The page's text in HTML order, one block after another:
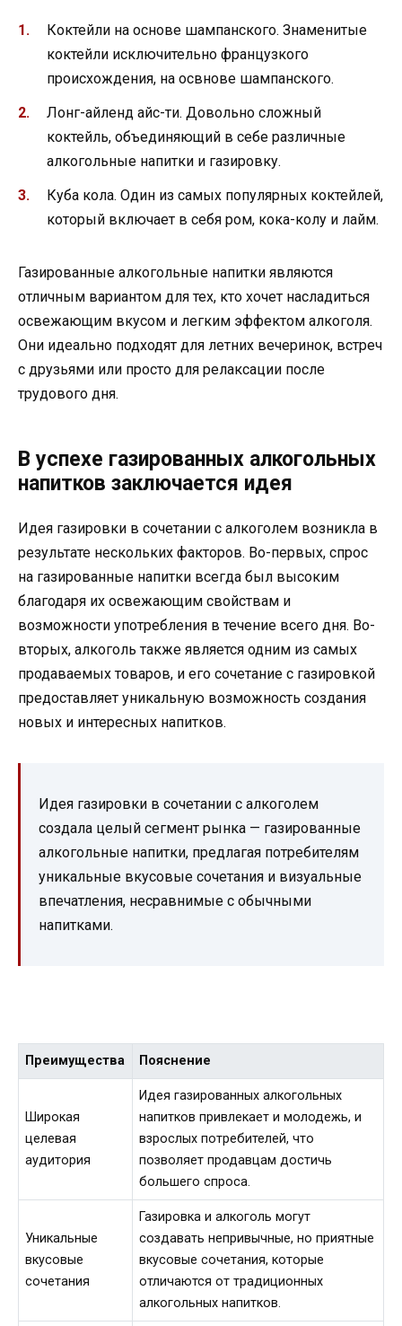
Коктейли на основе шампанского. Знаменитые
коктейли исключительно французкого
происхождения, на освнове шампанского.
Лонг-айленд айс-ти. Довольно сложный
коктейль, объединяющий в себе различные
алкогольные напитки и газировку.
Куба кола. Один из самых популярных коктейлей,
который включает в себя ром, кока-колу и лайм.
Газированные алкогольные напитки являются
отличным вариантом для тех, кто хочет насладиться
освежающим вкусом и легким эффектом алкоголя.
Они идеально подходят для летних вечеринок, встреч
с друзьями или просто для релаксации после
трудового дня.
В успехе газированных алкогольных
напитков заключается идея
Идея газировки в сочетании с алкоголем возникла в
результате нескольких факторов. Во-первых, спрос
на газированные напитки всегда был высоким
благодаря их освежающим свойствам и
возможности употребления в течение всего дня. Во-
вторых, алкоголь также является одним из самых
продаваемых товаров, и его сочетание с газировкой
предоставляет уникальную возможность создания
новых и интересных напитков.
Идея газировки в сочетании с алкоголем
создала целый сегмент рынка — газированные
алкогольные напитки, предлагая потребителям
уникальные вкусовые сочетания и визуальные
впечатления, несравнимые с обычными
напитками.
Преимущества Пояснение
Широкая
целевая
аудитория
Идея газированных алкогольных
напитков привлекает и молодежь, и
взрослых потребителей, что
позволяет продавцам достичь
большего спроса.
Уникальные
вкусовые
сочетания
Газировка и алкоголь могут
создавать непривычные, но приятные
вкусовые сочетания, которые
отличаются от традиционных
алкогольных напитков.